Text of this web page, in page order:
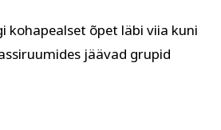
Kunst
kohapealset õpet läbi viia kuni
jäävad grupid